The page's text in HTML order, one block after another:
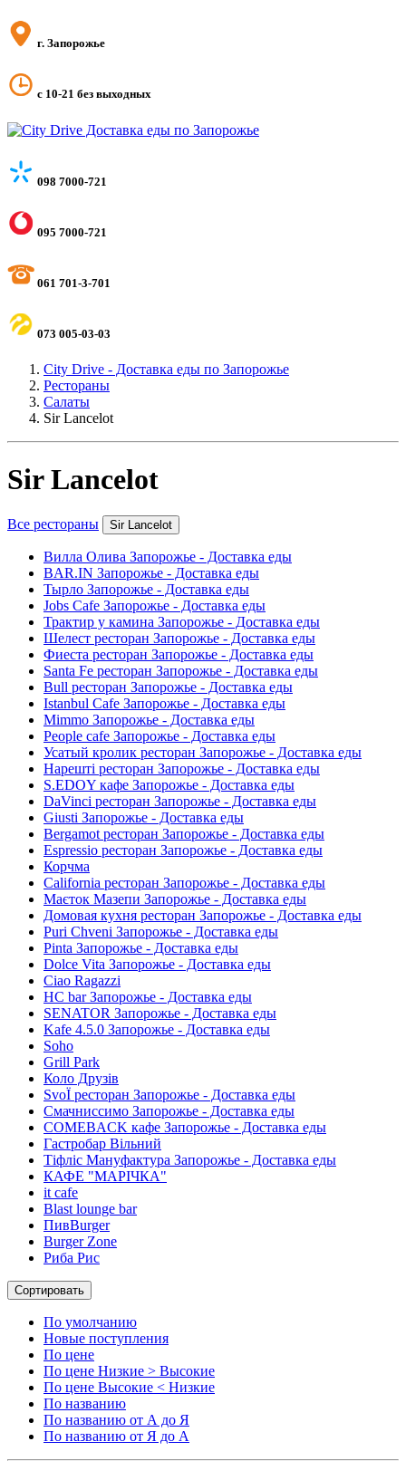
г. Запорожье
с 10-21 без выходных
098 7000-721
095 7000-721
061 701-3-701
073 005-03-03
City Drive - Доставка еды по Запорожье
Рестораны
Салаты
Sir Lancelot
Sir Lancelot
Все рестораны Sir Lancelot
Вилла Олива Запорожье - Доставка еды
BAR.IN Запорожье - Доставка еды
Тырло Запорожье - Доставка еды
Jobs Cafe Запорожье - Доставка еды
Трактир у камина Запорожье - Доставка еды
Шелест ресторан Запорожье - Доставка еды
Фиеста ресторан Запорожье - Доставка еды
Santa Fe ресторан Запорожье - Доставка еды
Bull ресторан Запорожье - Доставка еды
Istanbul Cafe Запорожье - Доставка еды
Mimmo Запорожье - Доставка еды
People cafe Запорожье - Доставка еды
Усатый кролик ресторан Запорожье - Доставка еды
Нарешті ресторан Запорожье - Доставка еды
S.EDOY кафе Запорожье - Доставка еды
DaVinci ресторан Запорожье - Доставка еды
Giusti Запорожье - Доставка еды
Bergamot ресторан Запорожье - Доставка еды
Espressio ресторан Запорожье - Доставка еды
Корчма
California ресторан Запорожье - Доставка еды
Маєток Мазепи Запорожье - Доставка еды
Домовая кухня ресторан Запорожье - Доставка еды
Puri Chveni Запорожье - Доставка еды
Pinta Запорожье - Доставка еды
Dolce Vita Запорожье - Доставка еды
Ciao Ragazzi
HC bar Запорожье - Доставка еды
SENATOR Запорожье - Доставка еды
Kafe 4.5.0 Запорожье - Доставка еды
Soho
Grill Park
Коло Друзів
SvoЇ ресторан Запорожье - Доставка еды
Смачниссимо Запорожье - Доставка еды
COMEBACK кафе Запорожье - Доставка еды
Гастробар Вільний
Тіфліс Мануфактура Запорожье - Доставка еды
КАФЕ "МАРІЧКА"
it cafe
Blast lounge bar
ПивBurger
Burger Zone
Риба Рис
Сортировать
По умолчанию
Новые поступления
По цене
По цене Низкие > Высокие
По цене Высокие < Низкие
По названию
По названию от А до Я
По названию от Я до А